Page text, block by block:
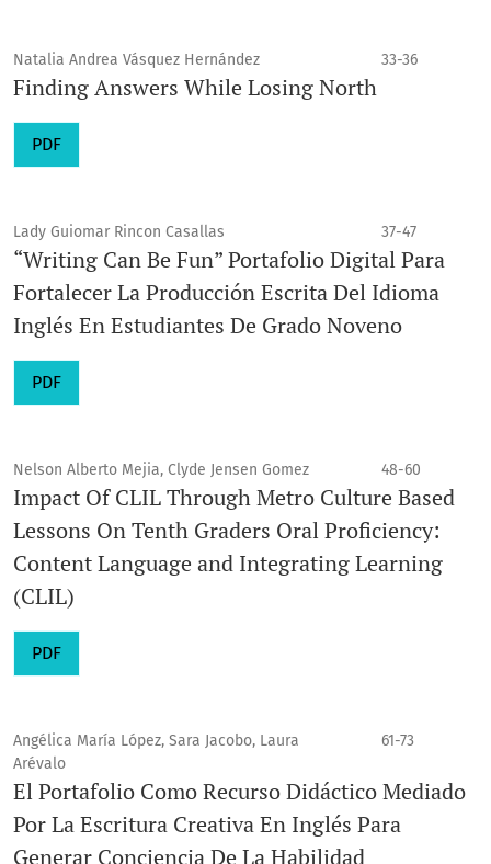
Natalia Andrea Vásquez Hernández 33-36
Finding Answers While Losing North
PDF
Lady Guiomar Rincon Casallas 37-47
“Writing Can Be Fun” Portafolio Digital Para
Fortalecer La Producción Escrita Del Idioma
Inglés En Estudiantes De Grado Noveno
PDF
Nelson Alberto Mejia, Clyde Jensen Gomez 48-60
Impact Of CLIL Through Metro Culture Based
Lessons On Tenth Graders Oral Proficiency:
Content Language and Integrating Learning
(CLIL)
PDF
Angélica María López, Sara Jacobo, Laura
Arévalo
61-73
El Portafolio Como Recurso Didáctico Mediado
Por La Escritura Creativa En Inglés Para
Generar Conciencia De La Habilidad